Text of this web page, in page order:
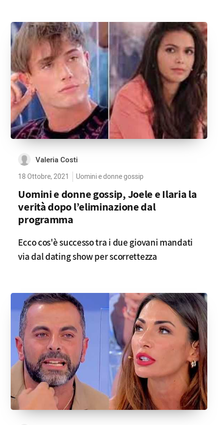
Valeria Costi
18 Ottobre, 2021 Uomini e donne gossip
Uomini e donne gossip, Joele e Ilaria la
verità dopo l’eliminazione dal
programma
Ecco cos'è successo tra i due giovani mandati
via dal dating show per scorrettezza